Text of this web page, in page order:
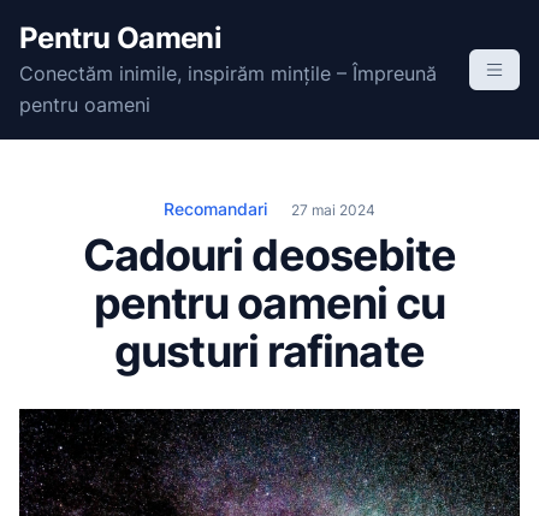
t
Pentru Oameni
Conectăm inimile, inspirăm mințile – Împreună
pentru oameni
Recomandari 27 mai 2024
Cadouri deosebite
pentru oameni cu
gusturi rafinate